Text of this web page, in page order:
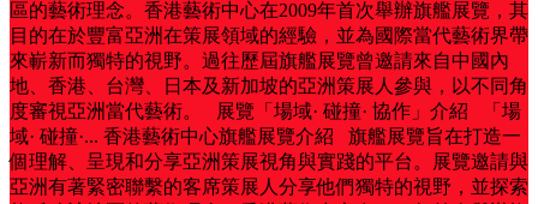
區的藝術理念。香港藝術中心在2009年首次舉辦旗艦展覽，其
目的在於豐富亞洲在策展領域的經驗，並為國際當代藝術界帶
來嶄新而獨特的視野。過往歷屆旗艦展覽曾邀請來自中國內
地、香港、台灣、日本及新加坡的亞洲策展人參與，以不同角
度審視亞洲當代藝術。 展覽「場域· 碰撞· 協作」介紹 「場
域· 碰撞·... 香港藝術中心旗艦展覽介紹 旗艦展覽旨在打造一
個理解、呈現和分享亞洲策展視角與實踐的平台。展覽邀請與
亞洲有著緊密聯繫的客席策展人分享他們獨特的視野，並探索